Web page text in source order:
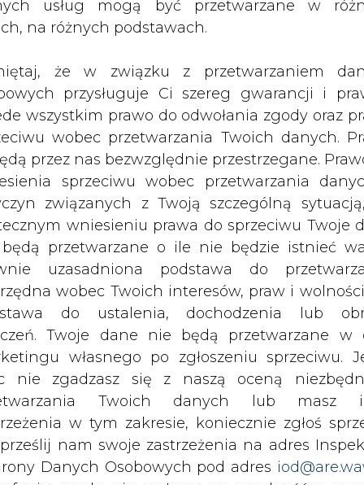
usług mogą być przetwarzane w
na różnych podstawach.
że w związku z przetwarzaniem
przysługuje Ci szereg gwarancji i
wszystkim prawo do odwołania zgody oraz
wobec przetwarzania Twoich danych.
przez nas bezwzględnie przestrzegane.
sprzeciwu wobec przetwarzania
związanych z Twoją szczególną
wniesieniu prawa do sprzeciwu Twoje
przetwarzane o ile nie będzie istnieć
uzasadniona podstawa do
wobec Twoich interesów, praw i
do ustalenia, dochodzenia lub
Twoje dane nie będą przetwarzane w
własnego po zgłoszeniu sprzeciwu.
nie zgadzasz się z naszą oceną
Twoich danych lub masz
w tym zakresie, koniecznie zgłoś
prześlij nam swoje zastrzeżenia na adres
Danych Osobowych pod adres
Powietrza
złożono wnioski o wsparcie na
229 mln 194 tys. 383 zł.. To aż
wysokości 880 mln zł. Przy czym potrzeby
gospodarkę wodno-ściekową
przeprowadziły już nabory
o kolejności przyznawania pomocy w